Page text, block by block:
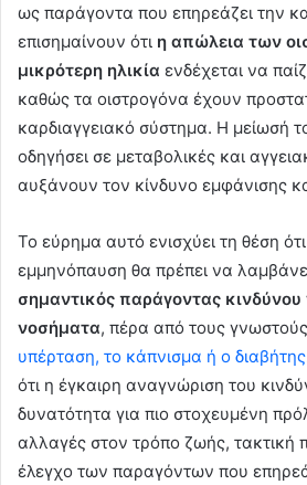
ως παράγοντα που επηρεάζει την
επισημαίνουν ότι η απώλεια των
μικρότερη ηλικία ενδέχεται να
καθώς τα οιστρογόνα έχουν
καρδιαγγειακό σύστημα. Η μείωσή
οδηγήσει σε μεταβολικές και
αυξάνουν τον κίνδυνο εμφάνισης
Το εύρημα αυτό ενισχύει τη θέση
εμμηνόπαυση θα πρέπει να
σημαντικός παράγοντας κινδύνου
νοσήματα, πέρα από τους
υπέρταση, το κάπνισμα ή ο διαβήτης
ότι η έγκαιρη αναγνώριση του
δυνατότητα για πιο στοχευμένη
αλλαγές στον τρόπο ζωής, τακτική
έλεγχο των παραγόντων που